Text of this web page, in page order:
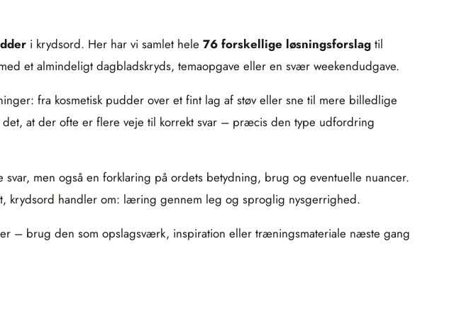
i krydsord. Her har vi samlet hele 76 forskellige løsningsforslagtil
et almindeligt dagbladskryds, temaopgave eller en svær weekendudgave.
fra kosmetisk pudder over et fint lag af støv eller sne til mere billedlige
at der ofte er flere veje til korrekt svar – præcis den type udfordring
men også en forklaring på ordets betydning, brug og eventuelle nuancer.
krydsord handler om: læring gennem leg og sproglig nysgerrighed.
– brug den som opslagsværk, inspiration eller træningsmateriale næste gang